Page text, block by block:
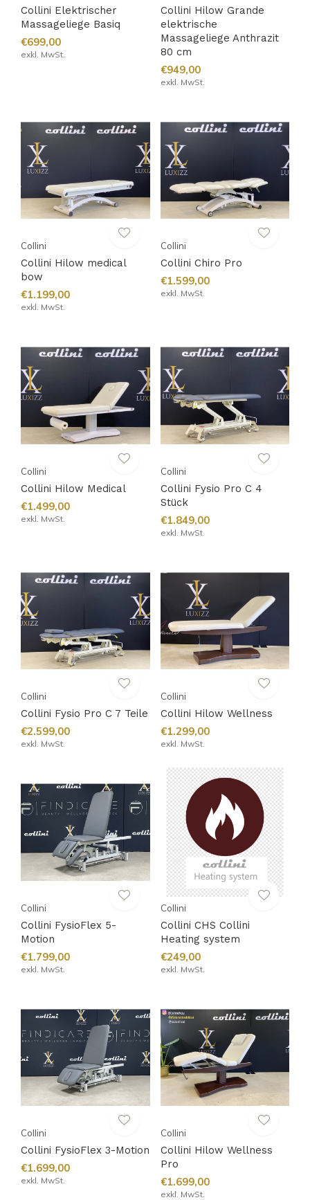
Collini Elektrischer
Massageliege Basiq
€699,00
exkl. MwSt.
Collini Hilow Grande
elektrische
Massageliege Anthrazit
80 cm
€949,00
exkl. MwSt.
Collini
Collini Hilow medical
bow
€1.199,00
exkl. MwSt.
Collini
Collini Chiro Pro
€1.599,00
exkl. MwSt.
Collini
Collini Hilow Medical
€1.499,00
exkl. MwSt.
Collini
Collini Fysio Pro C 4
Stück
€1.849,00
exkl. MwSt.
Collini
Collini Fysio Pro C 7 Teile
€2.599,00
exkl. MwSt.
Collini
Collini Hilow Wellness
€1.299,00
exkl. MwSt.
Collini
Collini FysioFlex 5-
Motion
€1.799,00
exkl. MwSt.
Collini
Collini CHS Collini
Heating system
€249,00
exkl. MwSt.
Collini
Collini FysioFlex 3-Motion
€1.699,00
exkl. MwSt.
Collini
Collini Hilow Wellness
Pro
€1.699,00
exkl. MwSt.